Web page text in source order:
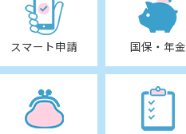
スマート申請 国保・年金